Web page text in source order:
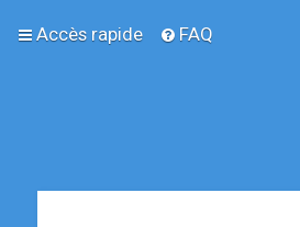
Accès rapide FAQ